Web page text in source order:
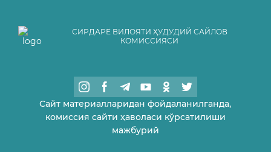
СИРДАРЁ ВИЛОЯТИ ҲУДУДИЙ САЙЛОВ
КОМИССИЯСИ
Сайт материалларидан фойдаланилганда,
комиссия сайти ҳаволаси кўрсатилиши
мажбурий